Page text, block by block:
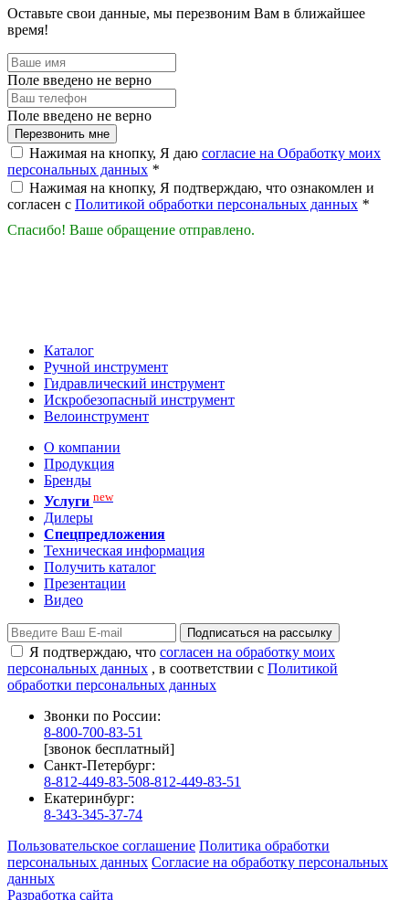
Оставьте свои данные, мы перезвоним Вам в ближайшее
время!
Поле введено не верно
Поле введено не верно
Перезвонить мне
Нажимая на кнопку, Я даю согласие на Обработку моих
персональных данных *
Нажимая на кнопку, Я подтверждаю, что ознакомлен и
согласен с Политикой обработки персональных данных *
Спасибо! Ваше обращение отправлено.
Каталог
Ручной инструмент
Гидравлический инструмент
Искробезопасный инструмент
Велоинструмент
О компании
Продукция
Бренды
Услуги new
Дилеры
Спецпредложения
Техническая информация
Получить каталог
Презентации
Видео
Подписаться на рассылку
Я подтверждаю, что согласен на обработку моих
персональных данных , в соответствии с Политикой
обработки персональных данных
Звонки по России:
8-800-700-83-51
[звонок бесплатный]
Санкт-Петербург:
8-812-449-83-508-812-449-83-51
Екатеринбург:
8-343-345-37-74
Пользовательское соглашение Политика обработки
персональных данных Согласие на обработку персональных
данных
Разработка сайта